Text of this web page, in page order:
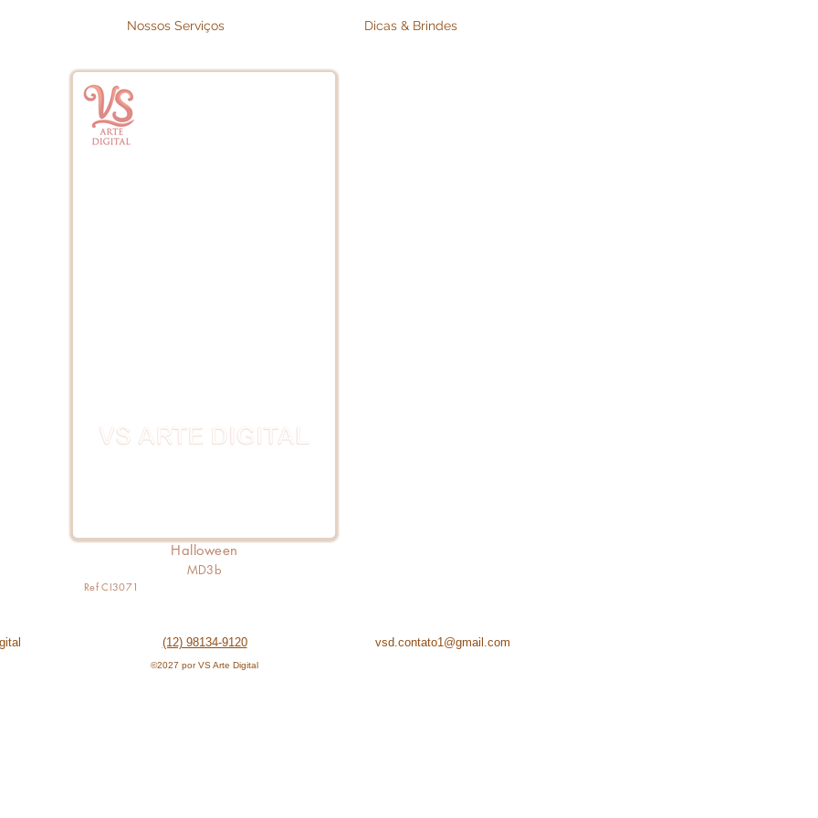
Nossos Serviços Dicas & Brindes
Halloween
MD3b
Ref CI3071
(12) 98134-9120 vsd.contato1@gmail.com
©2027 por VS Arte Digital